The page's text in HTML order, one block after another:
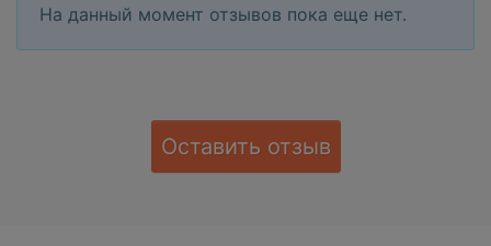
На данный момент отзывов пока еще нет.
Оставить отзыв